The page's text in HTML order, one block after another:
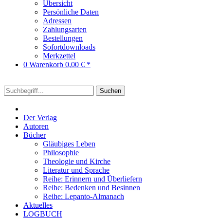
Übersicht
Persönliche Daten
Adressen
Zahlungsarten
Bestellungen
Sofortdownloads
Merkzettel
0 Warenkorb 0,00 € *
Suchen
Der Verlag
Autoren
Bücher
Gläubiges Leben
Philosophie
Theologie und Kirche
Literatur und Sprache
Reihe: Erinnern und Überliefern
Reihe: Bedenken und Besinnen
Reihe: Lepanto-Almanach
Aktuelles
LOGBUCH